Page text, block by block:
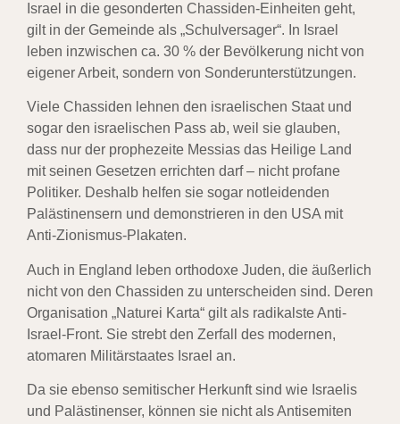
Israel in die gesonderten Chassiden-Einheiten geht,
gilt in der Gemeinde als „Schulversager“. In Israel
leben inzwischen ca. 30 % der Bevölkerung nicht von
eigener Arbeit, sondern von Sonderunterstützungen.
Viele Chassiden lehnen den israelischen Staat und
sogar den israelischen Pass ab, weil sie glauben,
dass nur der prophezeite Messias das Heilige Land
mit seinen Gesetzen errichten darf – nicht profane
Politiker. Deshalb helfen sie sogar notleidenden
Palästinensern und demonstrieren in den USA mit
Anti-Zionismus-Plakaten.
Auch in England leben orthodoxe Juden, die äußerlich
nicht von den Chassiden zu unterscheiden sind. Deren
Organisation „Naturei Karta“ gilt als radikalste Anti-
Israel-Front. Sie strebt den Zerfall des modernen,
atomaren Militärstaates Israel an.
Da sie ebenso semitischer Herkunft sind wie Israelis
und Palästinenser, können sie nicht als Antisemiten